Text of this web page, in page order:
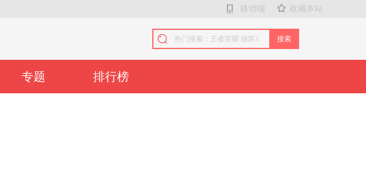
移动端 收藏本站
搜索
专题 排行榜